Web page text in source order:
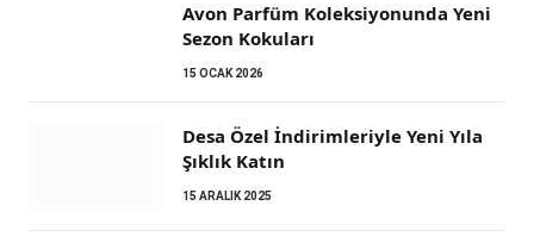
Avon Parfüm Koleksiyonunda Yeni
Sezon Kokuları
15 OCAK 2026
Desa Özel İndirimleriyle Yeni Yıla
Şıklık Katın
15 ARALIK 2025